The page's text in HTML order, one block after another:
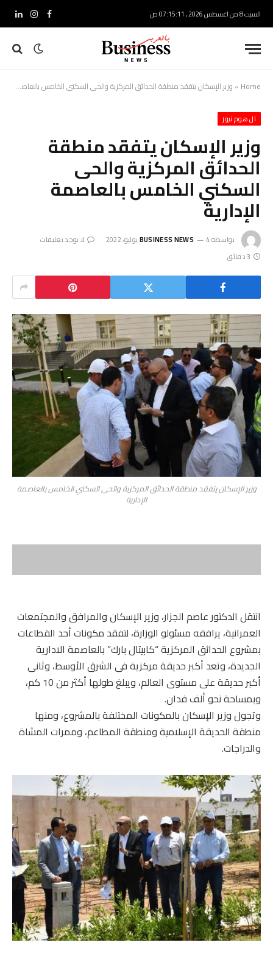
السبت 8 من اغسطس 2026 , 07:15:12 ص فيسبوكالانستغرام
Home
» وزير الإسكان يتفقد منطقة الحدائق المركزية والحى السكني الخامس بالعاصمة الإدارية
ال هوم نيوز
وزير الإسكان يتفقد منطقة
الحدائق المركزية والحى
السكني الخامس بالعاصمة
الإدارية
بواسطة BUSINESS NEWS 4 يوليو، 2022
لا توجد تعليقات
3 دقائق
وزير الإسكان يتفقد منطقة الحدائق المركزية والحى السكني الخامس بالعاصمة
الإدارية
انتقل الدكتور عاصم الجزار، وزير الإسكان والمرافق والمجتمعات
العمرانية، يرافقه مسئولو الوزارة، لتفقد مكونات أحد القطاعات
بمشروع الحدائق المركزية “كابيتال بارك” بالعاصمة الادارية
الجديدة، وتعد أكبر حديقة مركزية فى الشرق الأوسط، وثانى
أكبر حديقة على مستوى العالم، ويبلغ طولها أكثر من 10 كم،
وبمساحة نحو ألف فدان.
وتجول وزير الإسكان بالمكونات المختلفة بالمشروع، ومنها
منطقة الحديقة الإسلامية ومنطقة المطاعم، وممرات المشاة
والدراجات.